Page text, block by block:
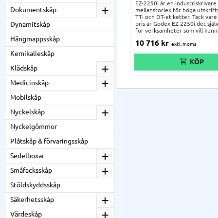
EZ-2250i är en industriskrivare
mellanstorlek för höga
TT- och DT-etiketter. Tack
pris är Godex EZ-2250i det
för verksamheter som vill
en bredd på upp till 117 mm.
gällande även i EZ-2250i.
tillverkad i en robust kropp av
en tydlig färgdisplay med
10 716 kr
Dokumentskåp
Dynamitskåp
Hängmappsskåp
Kemikalieskåp
Klädskåp
Medicinskåp
Mobilskåp
Nyckelskåp
Nyckelgömmor
Plåtskåp & förvaringsskåp
Sedelboxar
Småfacksskåp
Stöldskyddsskåp
Säkerhetsskåp
Värdeskåp